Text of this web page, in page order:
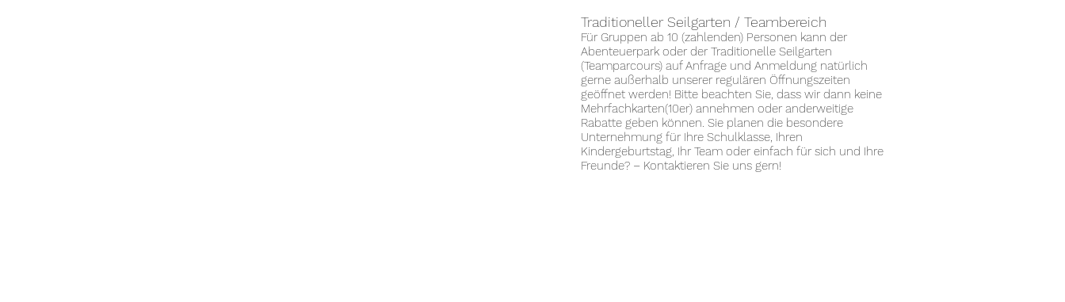
Traditioneller Seilgarten / Teambereich
Für Gruppen ab 10 (zahlenden) Personen kann der
Abenteuerpark oder der Traditionelle Seilgarten
(Teamparcours) auf Anfrage und Anmeldung natürlich
gerne außerhalb unserer regulären Öffnungszeiten
geöffnet werden! Bitte beachten Sie, dass wir dann keine
Mehrfachkarten(10er) annehmen oder anderweitige
Rabatte geben können. Sie planen die besondere
Unternehmung für Ihre Schulklasse, Ihren
Kindergeburtstag, Ihr Team oder einfach für sich und Ihre
Freunde? – Kontaktieren Sie uns gern!